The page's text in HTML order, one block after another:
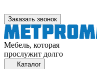
Заказать звонок
Мебель, которая
прослужит долго
Каталог